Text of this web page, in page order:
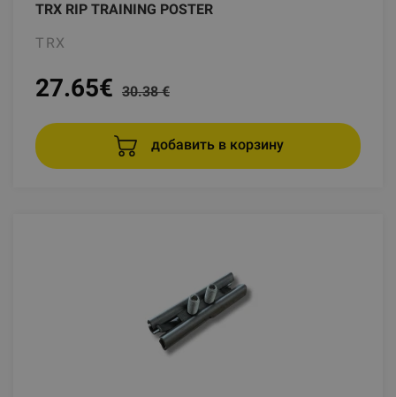
TRX RIP TRAINING POSTER
TRX
27.65€ 30.38 €
добавить в корзину